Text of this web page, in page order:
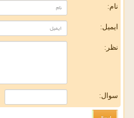
نام:
ایمیل:
نظر:
سوال: